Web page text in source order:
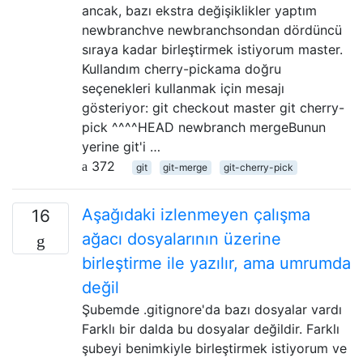
ancak, bazı ekstra değişiklikler yaptım
newbranchve newbranchsondan dördüncü
sıraya kadar birleştirmek istiyorum master.
Kullandım cherry-pickama doğru
seçenekleri kullanmak için mesajı
gösteriyor: git checkout master git cherry-
pick ^^^^HEAD newbranch mergeBunun
yerine git'i …
372
git git-merge git-cherry-pick
16
Aşağıdaki izlenmeyen çalışma
ağacı dosyalarının üzerine
birleştirme ile yazılır, ama umrumda
değil
Şubemde .gitignore'da bazı dosyalar vardı
Farklı bir dalda bu dosyalar değildir. Farklı
şubeyi benimkiyle birleştirmek istiyorum ve